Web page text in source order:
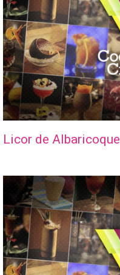
Licor de Albaricoque